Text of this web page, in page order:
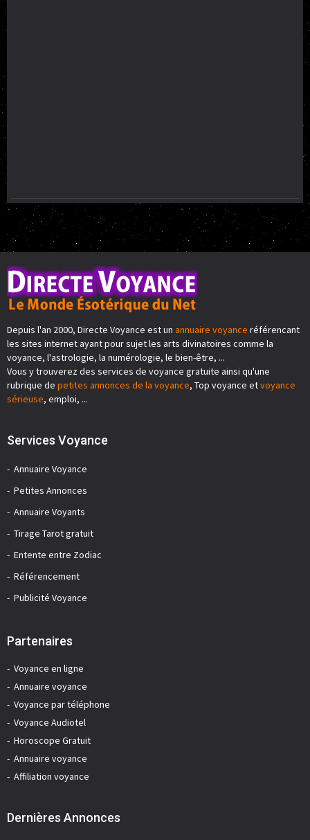
Depuis l'an 2000, Directe Voyance est un annuaire voyance référencant
les sites internet ayant pour sujet les arts divinatoires comme la
voyance, l'astrologie, la numérologie, le bien-être, ...
Vous y trouverez des services de voyance gratuite ainsi qu'une
rubrique de petites annonces de la voyance, Top voyance etvoyance
sérieuse, emploi, ...
Services Voyance
Annuaire Voyance
Petites Annonces
Annuaire Voyants
Tirage Tarot gratuit
Entente entre Zodiac
Référencement
Publicité Voyance
Partenaires
Voyance en ligne
Annuaire voyance
Voyance par téléphone
Voyance Audiotel
Horoscope Gratuit
Annuaire voyance
Affiliation voyance
Dernières Annonces